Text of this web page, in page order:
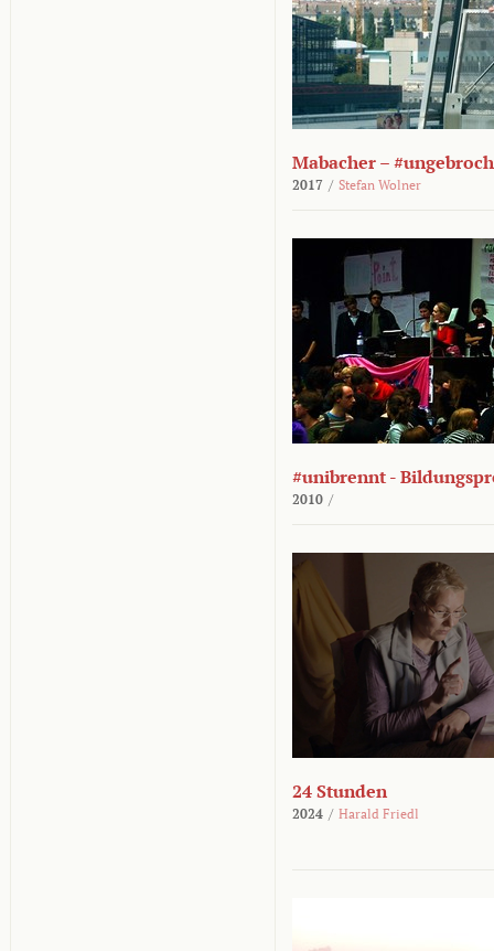
Mabacher –
2017 / Stefan Wolner
#unibrennt -
2010 /
24 Stunden
2024 / Harald Friedl